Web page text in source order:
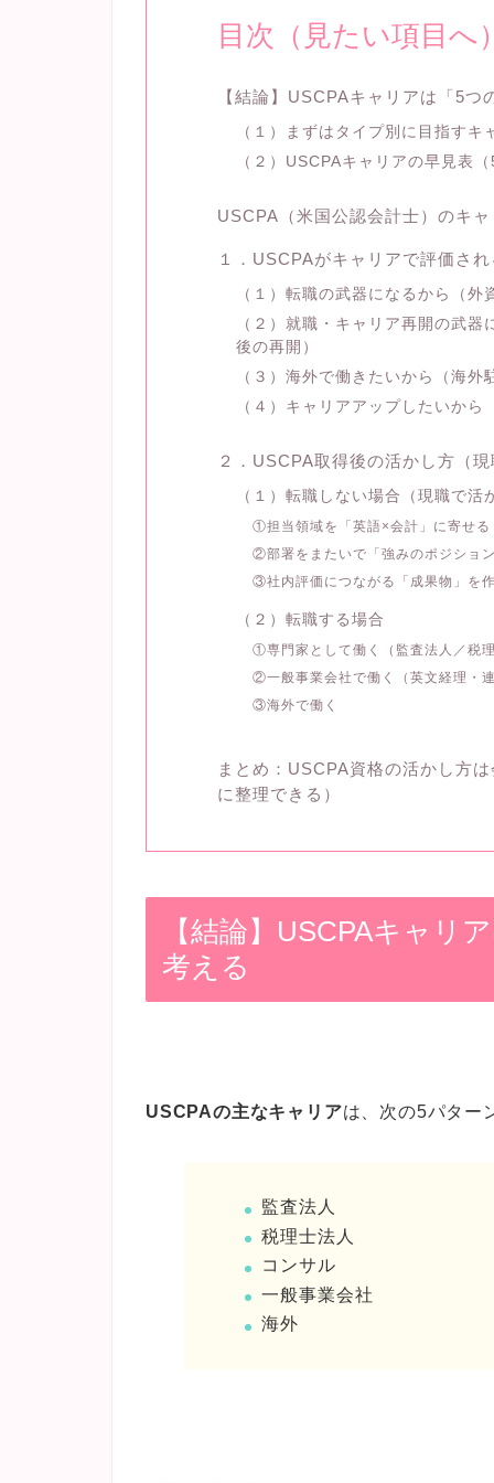
目次（見たい項目へ
【結論】USCPAキャリアは「5
（１）まずはタイプ別に目指すキ
（２）USCPAキャリアの早見表
USCPA（米国公認会計士）のキ
１．USCPAがキャリアで評価さ
（１）転職の武器になるから（外
（２）就職・キャリア再開の武
後の再開）
（３）海外で働きたいから（海外
（４）キャリアアップしたいか
２．USCPA取得後の活かし方（
（１）転職しない場合（現職で活
①担当領域を「英語×会計」に寄せる
②部署をまたいで「強みのポジショ
③社内評価につながる「成果物」を
（２）転職する場合
①専門家として働く（監査法人／税
②一般事業会社で働く（英文経理・
③海外で働く
まとめ：USCPA資格の活かし方
に整理できる）
【結論】USCPAキャリ
考える
USCPAの主なキャリアは、次の5パター
監査法人
税理士法人
コンサル
一般事業会社
海外